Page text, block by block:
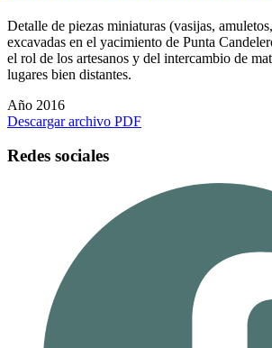
Detalle de piezas miniaturas (vasijas,
excavadas en el yacimiento de Punta
el rol de los artesanos y del intercambio de
lugares bien distantes.
Año 2016
Descargar archivo PDF
Redes sociales